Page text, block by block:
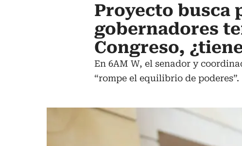
Proyecto busca
gobernadores
Congreso,
En 6AM W, el senador y
“rompe el equilibrio de poderes”.